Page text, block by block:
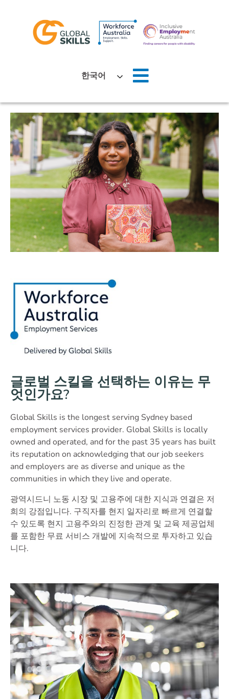
한국어
홈
구직자
고용주
뉴스
위치
문의하기
글로벌 스킬을 선택하는 이유는 무
엇인가요?
Global Skills is the longest serving Sydney based
employment services provider. Global Skills is locally
owned and operated, and for the past 35 years has built
its reputation on acknowledging that our job seekers
and employers are as diverse and unique as the
communities in which they live and operate.
광역시드니 노동 시장 및 고용주에 대한 지식과 연결은 저
희의 강점입니다. 구직자를 현지 일자리로 빠르게 연결할
수 있도록 현지 고용주와의 진정한 관계 및 교육 제공업체
를 포함한 무료 서비스 개발에 지속적으로 투자하고 있습
니다.